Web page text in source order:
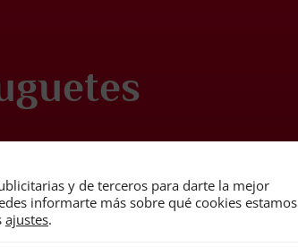
y de terceros para darte la mejor
informarte más sobre qué cookies estamos
ajustes.